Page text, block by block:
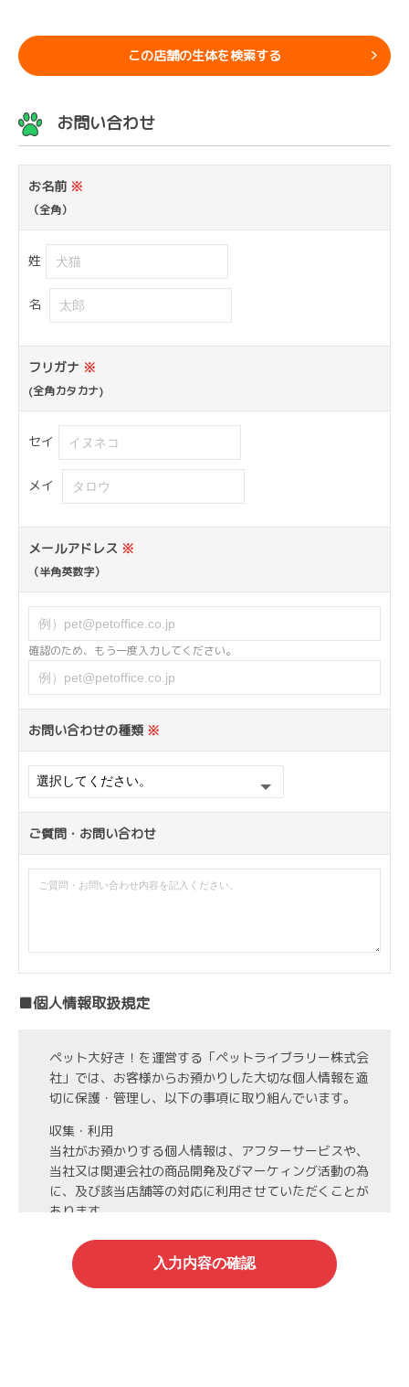
この店舗の生体を検索する
お問い合わせ
お名前 ※
（全角）
姓
名
フリガナ ※
(全角カタカナ)
セイ
メイ
メールアドレス ※
（半角英数字）
確認のため、もう一度入力してください。
お問い合わせの種類 ※
ご質問・お問い合わせ
■個人情報取扱規定
ペット大好き！を運営する「ペットライブラリー株式会
社」では、お客様からお預かりした大切な個人情報を適
切に保護・管理し、以下の事項に取り組んでいます。
収集・利用
当社がお預かりする個人情報は、アフターサービスや、
当社又は関連会社の商品開発及びマーケィング活動の為
に、及び該当店舗等の対応に利用させていただくことが
あります。
第3者への開示・委託先の管理
当社がお預かりする個人情報は、お客様の同意・承諾を
得た場合や法令等に基づく開示・提供が必要な場合、人